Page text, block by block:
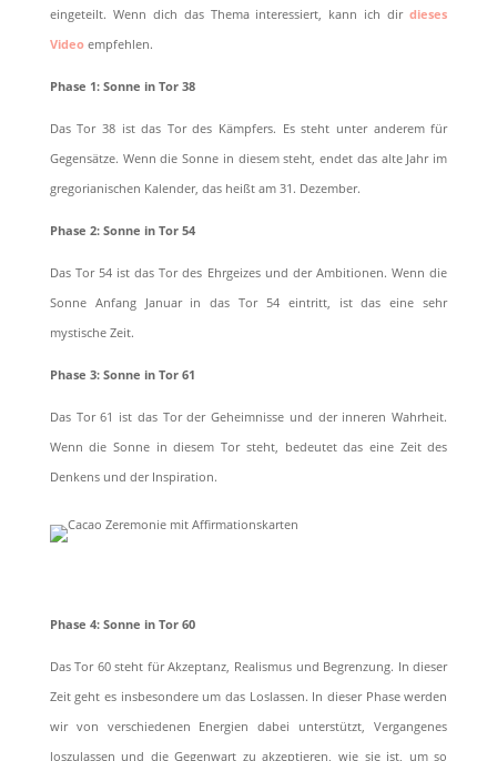
eingeteilt. Wenn dich das Thema interessiert, kann ich dirdieses
Videoempfehlen.
Phase 1: Sonne in Tor 38
Das Tor 38 ist das Tor des Kämpfers. Es steht unter anderem für
Gegensätze. Wenn die Sonne in diesem steht, endet das alte Jahr im
gregorianischen Kalender, das heißt am 31. Dezember.
Phase 2: Sonne in Tor 54
Das Tor 54 ist das Tor des Ehrgeizes und der Ambitionen. Wenn die
Sonne Anfang Januar in das Tor 54 eintritt, ist das eine sehr
mystische Zeit.
Phase 3: Sonne in Tor 61
Das Tor 61 ist das Tor der Geheimnisse und der inneren Wahrheit.
Wenn die Sonne in diesem Tor steht, bedeutet das eine Zeit des
Denkens und der Inspiration.
Phase 4: Sonne in Tor 60
Das Tor 60 steht für Akzeptanz, Realismus und Begrenzung. In dieser
Zeit geht es insbesondere um das Loslassen. In dieser Phase werden
wir von verschiedenen Energien dabei unterstützt, Vergangenes
loszulassen und die Gegenwart zu akzeptieren, wie sie ist, um so